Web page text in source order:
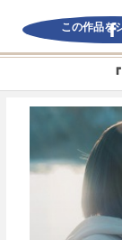
この作品を